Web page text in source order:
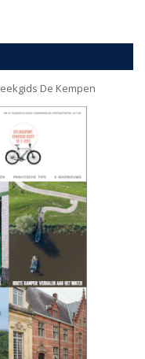
De Kempen